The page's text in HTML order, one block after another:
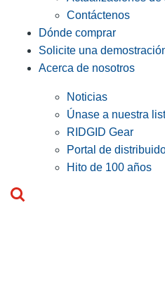
Contáctenos
Dónde comprar
Solicite una
Acerca de nosotros
Noticias
Únase a nuestra
RIDGID Gear
Portal de
Hito de 100 años